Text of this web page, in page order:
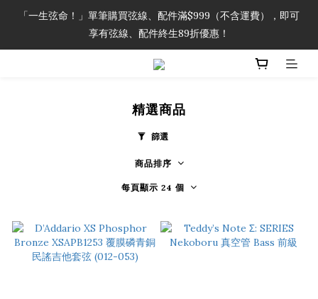
「一生弦命！」單筆購買弦線、配件滿$999（不含運費），即可
享有弦線、配件終生89折優惠！
「一生弦命！」單筆購買弦線、配件滿$999（不含運費），即可
享有弦線、配件終生89折優惠！
加入會員即領2000元購物金。 加入購物車查看更多折扣！
「一生弦命！」單筆購買弦線、配件滿$999（不含運費），即可
享有弦線、配件終生89折優惠！
精選商品
篩選
商品排序
每頁顯示 24 個